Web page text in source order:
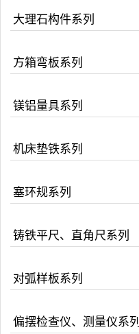
大理石构件系列
方箱弯板系列
镁铝量具系列
机床垫铁系列
塞环规系列
铸铁平尺、直角尺系列
对弧样板系列
偏摆检查仪、测量仪系列